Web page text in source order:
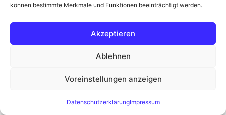
können bestimmte Merkmale und Funktionen beeinträchtigt werden.
Akzeptieren
Ablehnen
Voreinstellungen anzeigen
DatenschutzerklärungImpressum